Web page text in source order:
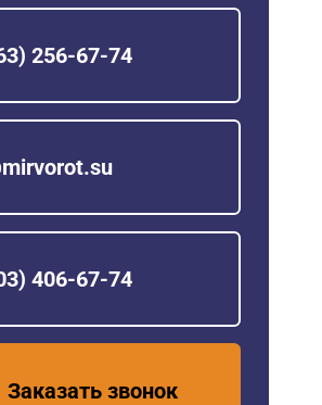
256-67-74
406-67-74
Заказать звонок